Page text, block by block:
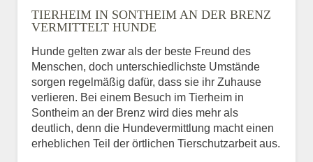
E-Mail*
TIERHEIM IN SONTHEIM AN DER BRENZ
VERMITTELT HUNDE
Hunde gelten zwar als der beste Freund des
Menschen, doch unterschiedlichste Umstände
sorgen regelmäßig dafür, dass sie ihr Zuhause
verlieren. Bei einem Besuch im Tierheim in
Sontheim an der Brenz wird dies mehr als
deutlich, denn die Hundevermittlung macht einen
erheblichen Teil der örtlichen Tierschutzarbeit aus.